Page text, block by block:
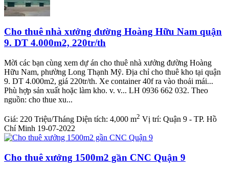
Cho thuê nhà xưởng đường Hoàng Hữu Nam quận
9. DT 4.000m2, 220tr/th
Mời các bạn cùng xem dự án cho thuê nhà xưởng đường Hoàng
Hữu Nam, phường Long Thạnh Mỹ. Địa chỉ cho thuê kho tại quận
9. DT 4.000m2, giá 220tr/th. Xe container 40f ra vào thoải mái...
Phù hợp sản xuất hoặc làm kho. v. v... LH 0936 662 032. Theo
nguồn: cho thue xu...
Giá: 220 Triệu/Tháng Diện tích: 4,000 m2 Vị trí: Quận 9 - TP. Hồ
Chí Minh 19-07-2022
Cho thuê xưởng 1500m2 gần CNC Quận 9